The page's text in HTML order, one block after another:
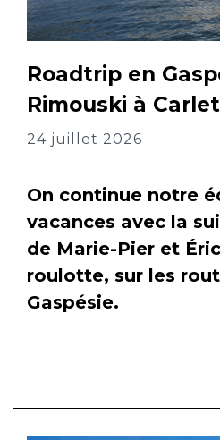
Roadtrip en
Rimouski à
24 juillet 2026
On continue notre
vacances avec la
de Marie-Pier et
roulotte, sur les
Gaspésie.